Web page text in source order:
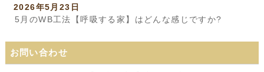
2026年5月23日
5月のWB工法【呼吸する家】はどんな感じですか?
お問い合わせ